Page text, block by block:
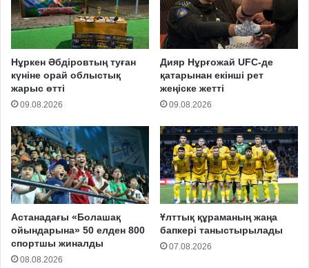
Нұркен Әбдіровтың туған
күніне орай облыстық
жарыс өтті
09.08.2026
Дияр Нұрғожай UFC-де
қатарынан екінші рет
жеңіске жетті
09.08.2026
Астанадағы «Болашақ
ойындарына» 50 елден 800
спортшы жиналды
08.08.2026
Ұлттық құраманың жаңа
бапкері таныстырылады
07.08.2026